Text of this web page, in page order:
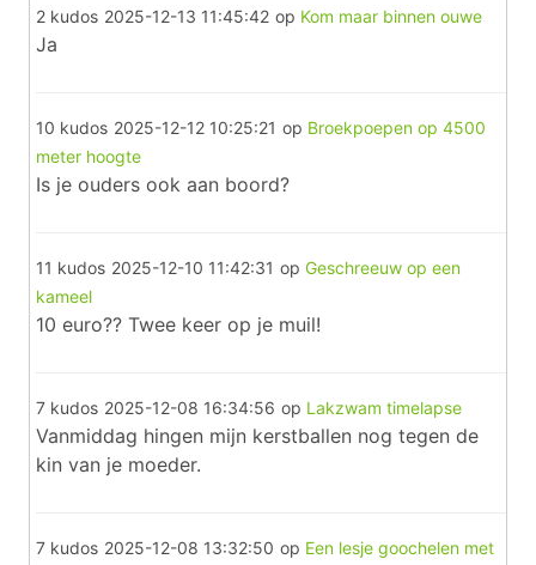
2 kudos 2025-12-13 11:45:42 op Kom maar binnen ouwe
Ja
10 kudos 2025-12-12 10:25:21 op Broekpoepen op 4500
meter hoogte
Is je ouders ook aan boord?
11 kudos 2025-12-10 11:42:31 op Geschreeuw op een
kameel
10 euro?? Twee keer op je muil!
7 kudos 2025-12-08 16:34:56 op Lakzwam timelapse
Vanmiddag hingen mijn kerstballen nog tegen de
kin van je moeder.
7 kudos 2025-12-08 13:32:50 op Een lesje goochelen met